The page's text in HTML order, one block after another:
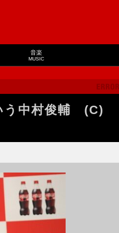
音楽
MUSIC
う中村俊輔 (C)